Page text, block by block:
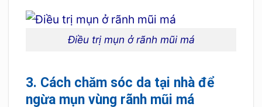
Điều trị mụn ở rãnh mũi má
3. Cách chăm sóc da tại nhà để
ngừa mụn vùng rãnh mũi má